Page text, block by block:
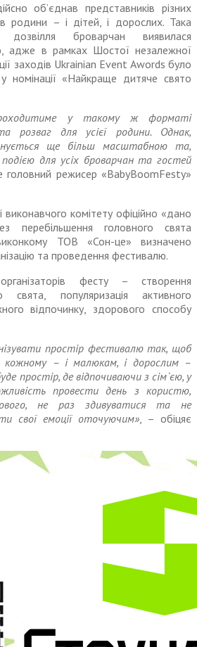
об’єднав представників різних
родини – і дітей, і дорослих. Така
броварчан виявилася
адже в рамках Шостої незалежної
заходів Ukrainian Event Awords було
номінації «Найкраще дитяче свято
у такому ж форматі
розваг для усієї родини. Однак,
ще більш масштабною та,
для усіх броварчан та гостей
головний режисер «BabyBoomFestу»
виконавчого комітету офіційно «дано
перебільшення головного свята
ТОВ «Сон-це» визначено
та проведення фестивалю.
фесту – створення
свята, популяризація активного
відпочинку, здорового способу
простір фестивалю так, щоб
кожному – і малюкам, і дорослим –
простір, де відпочиваючи з сім`єю, у
провести день з користю,
не раз здивуватися та не
свої емоції оточуючим», – обіцяє